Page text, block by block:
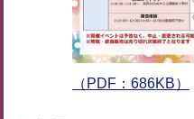
（PDF：686KB）